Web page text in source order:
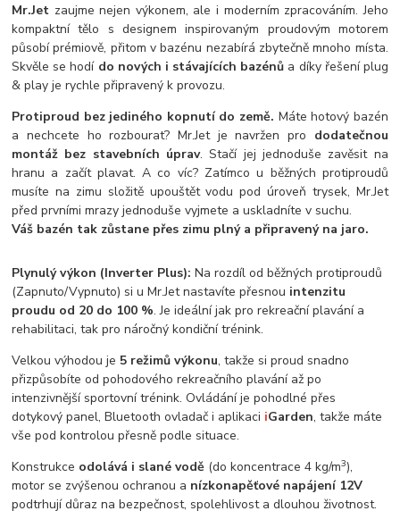
Mr.Jet zaujme nejen výkonem, ale i moderním zpracováním. Jeho
kompaktní tělo s designem inspirovaným proudovým motorem
působí prémiově, přitom v bazénu nezabírá zbytečně mnoho místa.
Skvěle se hodí do nových i stávajících bazénů a díky řešení plug
& play je rychle připravený k provozu.
Protiproud bez jediného kopnutí do země. Máte hotový bazén
a nechcete ho rozbourat? Mr.Jet je navržen pro dodatečnou
montáž bez stavebních úprav. Stačí jej jednoduše zavěsit na
hranu a začít plavat. A co víc? Zatímco u běžných protiproudů
musíte na zimu složitě upouštět vodu pod úroveň trysek, Mr.Jet
před prvními mrazy jednoduše vyjmete a uskladníte v suchu.
Váš bazén tak zůstane přes zimu plný a připravený na jaro.
Plynulý výkon (Inverter Plus): Na rozdíl od běžných protiproudů
(Zapnuto/Vypnuto) si u Mr.Jet nastavíte přesnou intenzitu
proudu od 20 do 100 %. Je ideální jak pro rekreační plavání a
rehabilitaci, tak pro náročný kondiční trénink.
Velkou výhodou je 5 režimů výkonu, takže si proud snadno
přizpůsobíte od pohodového rekreačního plavání až po
intenzivnější sportovní trénink. Ovládání je pohodlné přes
dotykový panel, Bluetooth ovladač i aplikaci iGarden, takže máte
vše pod kontrolou přesně podle situace.
Konstrukce odolává i slané vodě (do koncentrace 4 kg/m3),
motor se zvýšenou ochranou a nízkonapěťové napájení 12V
podtrhují důraz na bezpečnost, spolehlivost a dlouhou životnost.